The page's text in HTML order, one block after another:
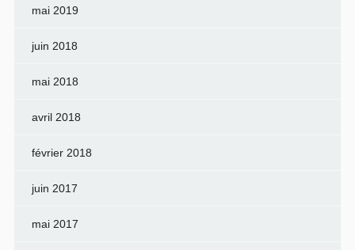
mai 2019
juin 2018
mai 2018
avril 2018
février 2018
juin 2017
mai 2017